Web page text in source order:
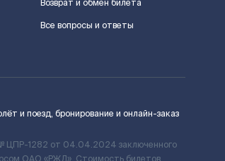
Возврат и обмен билета
Все вопросы и ответы
и поезд, бронирование и онлайн-заказ
ЦПР-1282 от 04.04.2024 заключенного